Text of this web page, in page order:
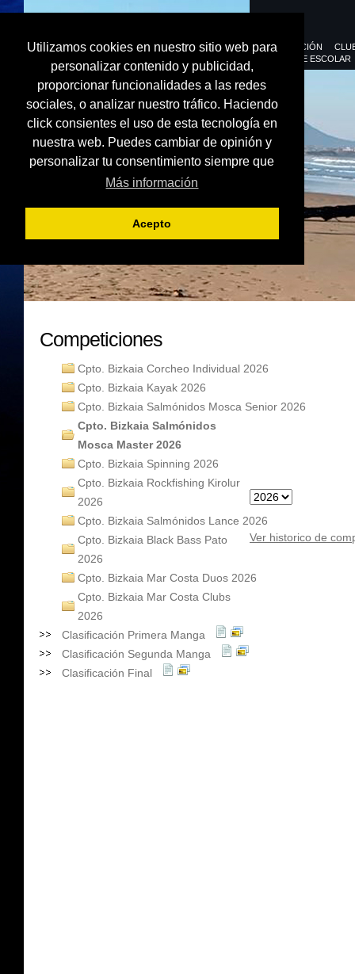
Utilizamos cookies en nuestro sitio web para
personalizar contenido y publicidad,
proporcionar funcionalidades a las redes
sociales, o analizar nuestro tráfico. Haciendo
click consientes el uso de esta tecnología en
nuestra web. Puedes cambiar de opinión y
personalizar tu consentimiento siempre que
Más información
Acepto
FEDERACIÓN
DEPORTE ESCOLAR
Competiciones
Cpto. Bizkaia Corcheo Individual 2026
Cpto. Bizkaia Kayak 2026
Cpto. Bizkaia Salmónidos Mosca Senior 2026
Cpto. Bizkaia Salmónidos
Mosca Master 2026
Cpto. Bizkaia Spinning 2026
Cpto. Bizkaia Rockfishing Kirolur
2026
Cpto. Bizkaia Salmónidos Lance 2026
Cpto. Bizkaia Black Bass Pato
2026
Cpto. Bizkaia Mar Costa Duos 2026
Cpto. Bizkaia Mar Costa Clubs
2026
Clasificación Primera Manga
Clasificación Segunda Manga
Clasificación Final
Ver historico de